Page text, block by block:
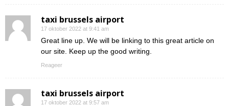
taxi brussels airport
17 oktober 2022 at 9:41 am
Great line up. We will be linking to this great article on
our site. Keep up the good writing.
Reageer
taxi brussels airport
17 oktober 2022 at 9:57 am